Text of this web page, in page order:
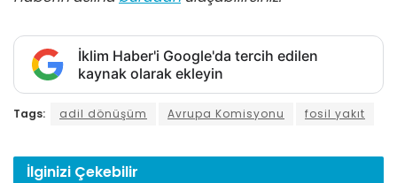
İklim Haber'i Google'da tercih edilen
kaynak olarak ekleyin
Tags: adil dönüşüm Avrupa Komisyonu fosil yakıt
İlginizi Çekebilir